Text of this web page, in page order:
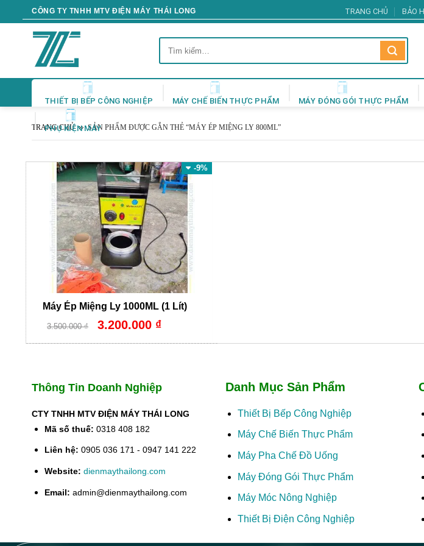
to
CÔNG TY TNHH MTV ĐIỆN MÁY THÁI LONG TRANG CHỦ BẢO
THIẾT BỊ BẾP CÔNG NGHIỆP MÁY CHẾ BIẾN THỰC PHẨM MÁY ĐÓNG GÓI THỰC PHẨM
PHỤ KIỆN MÁY
TRANG CHỦ SẢN PHẨM ĐƯỢC GẮN THẺ “MÁY ÉP MIỆNG LY 800ML”
-9%
Máy Ép Miệng Ly 1000ML (1 Lít)
3.500.000₫
Giá
gốc
3.200.000 ₫Giá
hiện
Thông Tin Doanh Nghiệp
CTY TNHH MTV ĐIỆN MÁY THÁI LONG
Mã số thuế: 0318 408 182
Liên hệ: 0905 036 171 - 0947 141 222
Website: dienmaythailong.com
Email: admin@dienmaythailong.com
Danh Mục Sản Phẩm
Thiết Bị Bếp Công Nghiệp
Máy Chế Biến Thực Phẩm
Máy Pha Chế Đồ Uống
Máy Đóng Gói Thực Phẩm
Máy Móc Nông Nghiệp
Thiết Bị Điện Công Nghiệp